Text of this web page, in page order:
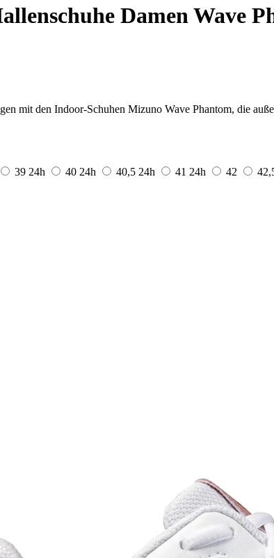
Damen Wave
mit den Indoor-Schuhen Mizuno Wave Phantom, die
39 24h 40 24h 40,5 24h 41 24h 42